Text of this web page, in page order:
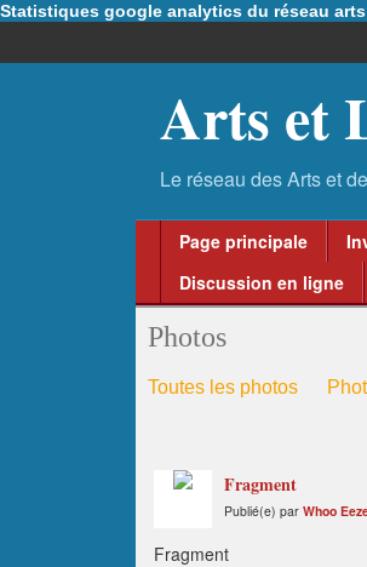
Statistiques google analytics du réseau
Arts et
Page principale
Discussion en ligne
Photos
Toutes les photos
Fragment
Publié(e) par Whoo
Fragment